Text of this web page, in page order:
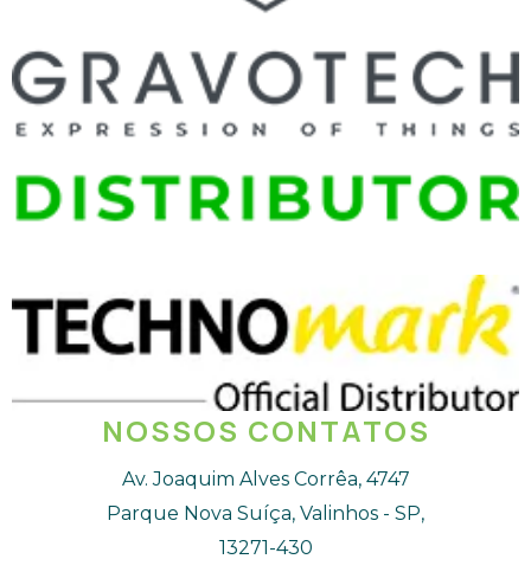
NOSSOS CONTATOS
Av. Joaquim Alves Corrêa, 4747
Parque Nova Suíça, Valinhos - SP,
13271-430